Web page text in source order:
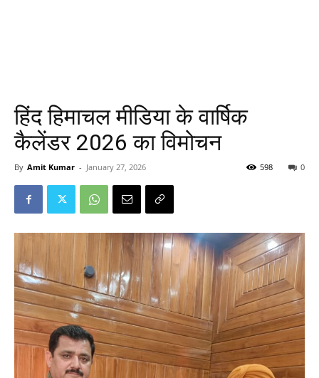
हिंद हिमाचल मीडिया के वार्षिक
कैलेंडर 2026 का विमोचन
By Amit Kumar - January 27, 2026 0
598